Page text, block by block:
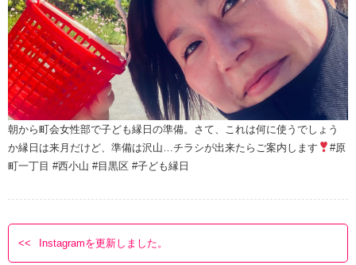
朝から町会女性部で子ども縁日の準備。さて、これは何に使うでしょう
か縁日は来月だけど、準備は沢山…チラシが出来たらご案内します
#原
町一丁目 #西小山 #目黒区 #子ども縁日
Instagramを更新しました。